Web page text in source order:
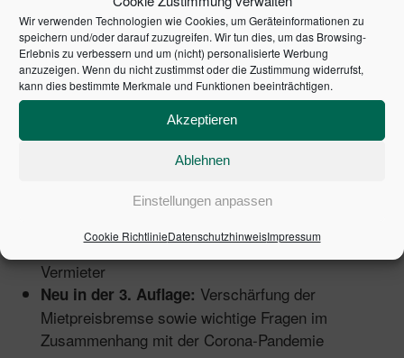
Wir verwenden Technologien wie Cookies, um Geräteinformationen zu
speichern und/oder darauf zuzugreifen. Wir tun dies, um das Browsing-
Erlebnis zu verbessern und um (nicht) personalisierte Werbung
anzuzeigen. Wenn du nicht zustimmst oder die Zustimmung widerrufst,
kann dies bestimmte Merkmale und Funktionen beeinträchtigen.
Akzeptieren
Ablehnen
Einstellungen anpassen
Cookie RichtlinieDatenschutzhinweisImpressum
kompakt und verständlich alle wichtigen Fragen.
Inhalte:
Alle wichtigen Themen von Abrechnung der
Betriebskosten bis Zeitmietvertrag
Mieterhöhung, Mietminderung und Mietpreisbremse:
Was ist erlaubt und welche Fristen gelten?
Schönheitsreparaturen: Welche Klauseln im
Rechtssichere Kündigung durch den Mieter oder
Vermieter
Neu in der 3. Auflage: Verschärfung der
Mietpreisbremse sowie wichtige Fragen im
Zusammenhang mit der Corona-Pandemie